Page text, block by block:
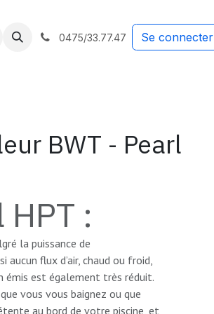
0475/33.77.47 Se connecter
BWT - Pearl
HPT :
la puissance de
aucun flux d’air, chaud ou froid,
émis est également très réduit.
vous vous baignez ou que
au bord de votre piscine, et